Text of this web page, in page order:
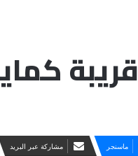
ماسنجر مشاركة عبر البريد